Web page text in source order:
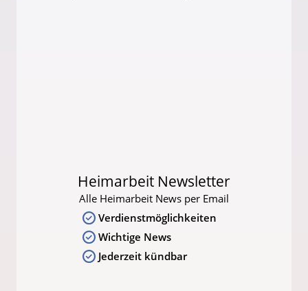
Heimarbeit Newsletter
Alle Heimarbeit News per Email
Verdienstmöglichkeiten
Wichtige News
Jederzeit kündbar